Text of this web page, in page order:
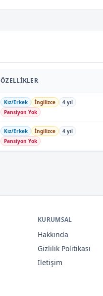
ÖZELLIKLER
Kız/Erkek İngilizce
4 yıl
Pansiyon Yok
Kız/Erkek İngilizce
4 yıl
Pansiyon Yok
KURUMSAL
Hakkında
Gizlilik Politikası
İletişim